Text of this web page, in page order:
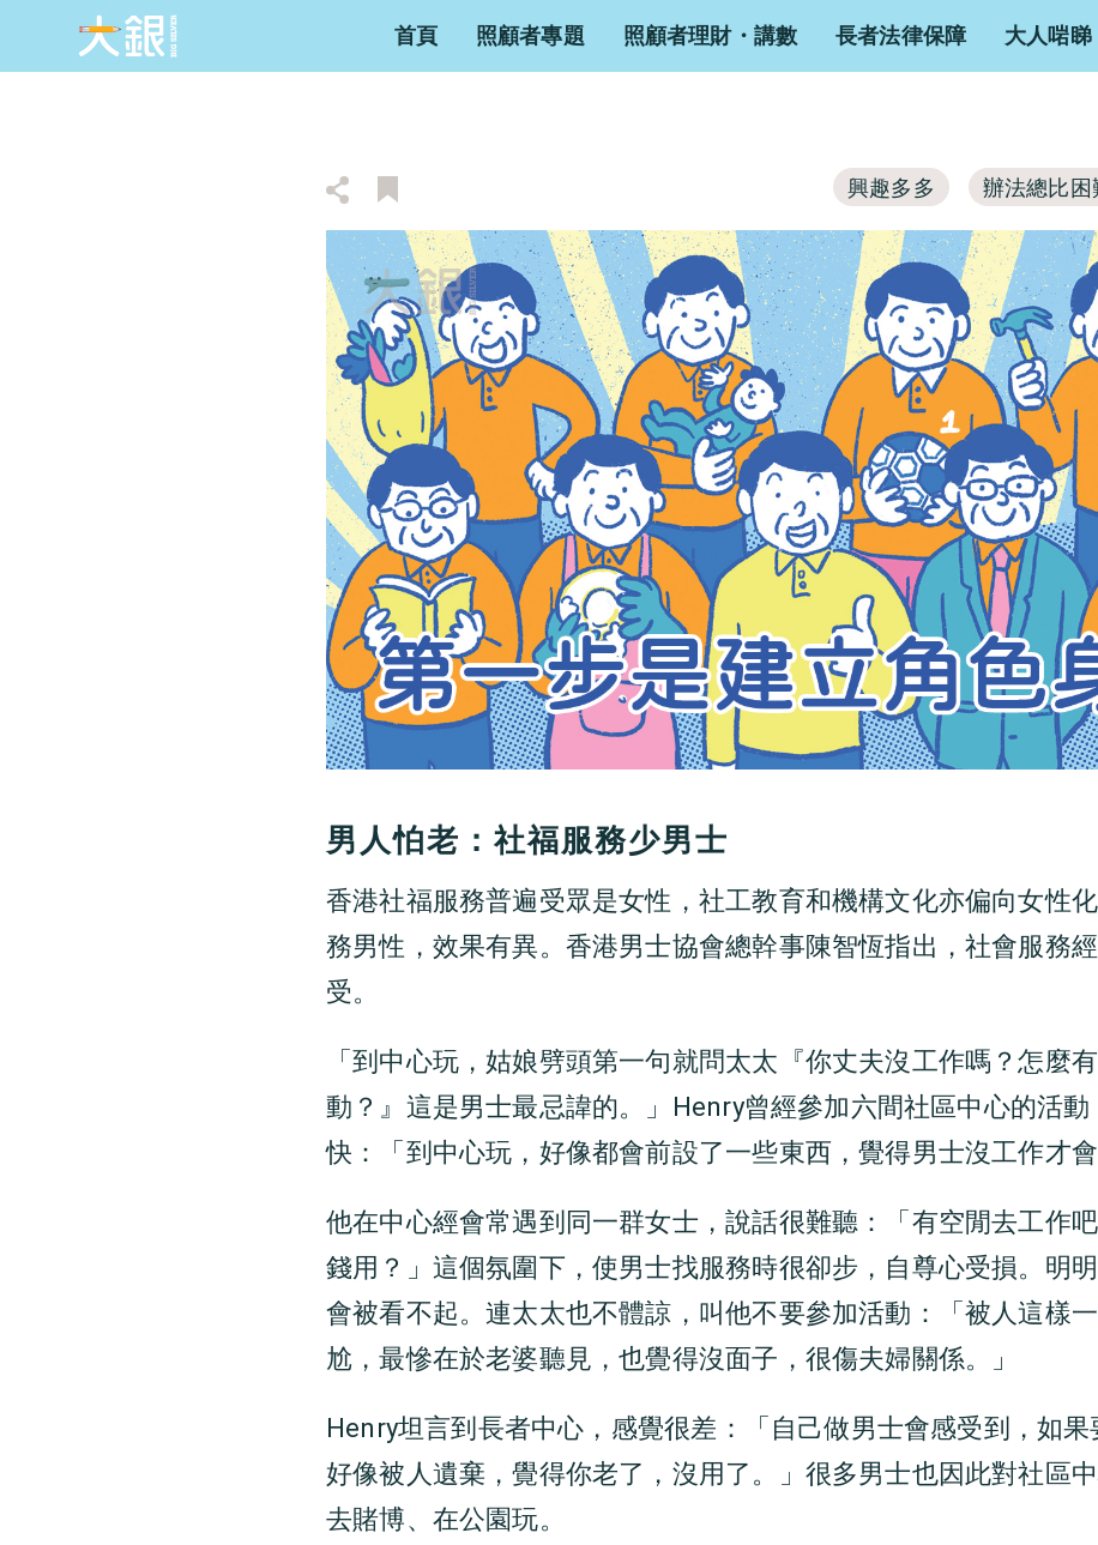
首頁 照顧者專題 照顧者理財・講數 長者法律保障 大人啱睇
興趣多多 辦法總比困
男人怕老：社福服務少男士
香港社福服務普遍受眾是女性，社工教育和機構文化亦偏向女性
務男性，效果有異。香港男士協會總幹事陳智恆指出，社會服務
受。
「到中心玩，姑娘劈頭第一句就問太太『你丈夫沒工作嗎？怎麼
動？』這是男士最忌諱的。」Henry曾經參加六間社區中心的活
快：「到中心玩，好像都會前設了一些東西，覺得男士沒工作才會
他在中心經會常遇到同一群女士，說話很難聽：「有空閒去工作
錢用？」這個氛圍下，使男士找服務時很卻步，自尊心受損。明
會被看不起。連太太也不體諒，叫他不要參加活動：「被人這樣
尬，最慘在於老婆聽見，也覺得沒面子，很傷夫婦關係。」
Henry坦言到長者中心，感覺很差：「自己做男士會感受到，如果
好像被人遺棄，覺得你老了，沒用了。」很多男士也因此對社區
去賭博、在公園玩。